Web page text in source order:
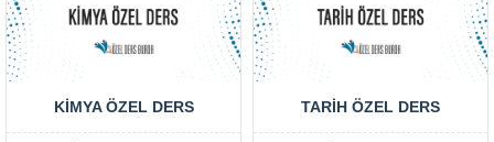
KİMYA ÖZEL DERS TARİH ÖZEL DERS